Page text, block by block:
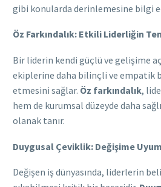
gibi konularda derinlemesine bilgi
Öz Farkındalık: Etkili Liderliğin
Bir liderin kendi güçlü ve gelişime
ekiplerine daha bilinçli ve empatik
etmesini sağlar. Öz farkındalık,
hem de kurumsal düzeyde daha
olanak tanır.
Duygusal Çeviklik: Değişime
Değişen iş dünyasında, liderlerin